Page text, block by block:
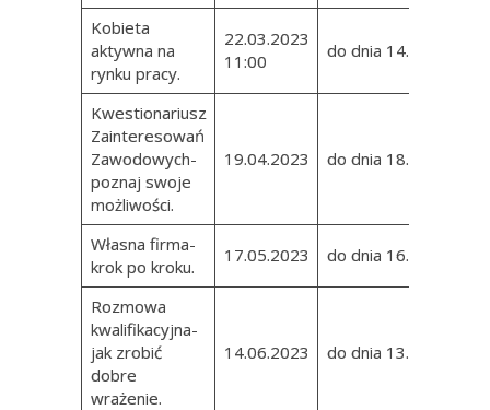
Kobieta
aktywna na
rynku pracy.
22.03.2023
11:00
do dnia 14.03.2023
Kwestionariusz
Zainteresowań
Zawodowych-
poznaj swoje
możliwości.
19.04.2023 do dnia 18.04.2023
Własna firma-
krok po kroku.
17.05.2023 do dnia 16.05.2023
Rozmowa
kwalifikacyjna-
jak zrobić
dobre
wrażenie.
14.06.2023 do dnia 13.06.2023